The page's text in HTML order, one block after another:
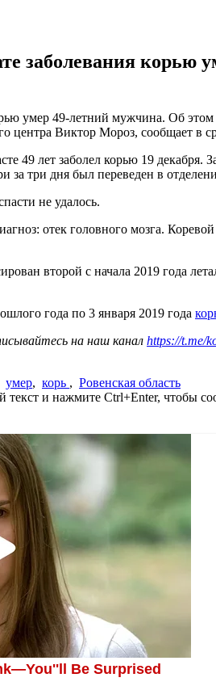
заболевания
умер 49-летний мужчина. Об
центра Виктор Мороз, сообщает в
49 лет заболел корью 19
за три дня был переведен в
не удалось.
отек головного мозга.
второй с начала 2019 года
года по 3 января 2019 года
на наш канал https://t.me/
умер, корь , Ровенская область
и нажмите Ctrl+Enter, чтобы